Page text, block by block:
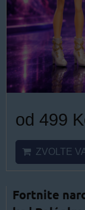
od 499
ZVOLTE
Fortnite